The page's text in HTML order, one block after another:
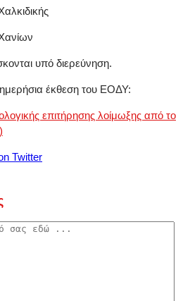
υπό διερεύνηση.
έκθεση του ΕΟΔΥ:
επιτήρησης λοίμωξης από το
Twitter